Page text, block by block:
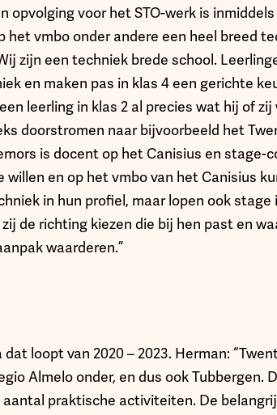
opvolging voor het STO-werk is
het vmbo onder andere een heel breed
zijn een techniek brede school.
en maken pas in klas 4 een gerichte
leerling in klas 2 al precies wat hij of zij
doorstromen naar bijvoorbeeld het
is docent op het Canisius en stage-
willen en op het vmbo van het Canisius
in hun profiel, maar lopen ook
de richting kiezen die bij hen past en
waarderen.”
loopt van 2020 – 2023. Herman:
Almelo onder, en dus ook Tubbergen.
praktische activiteiten. De